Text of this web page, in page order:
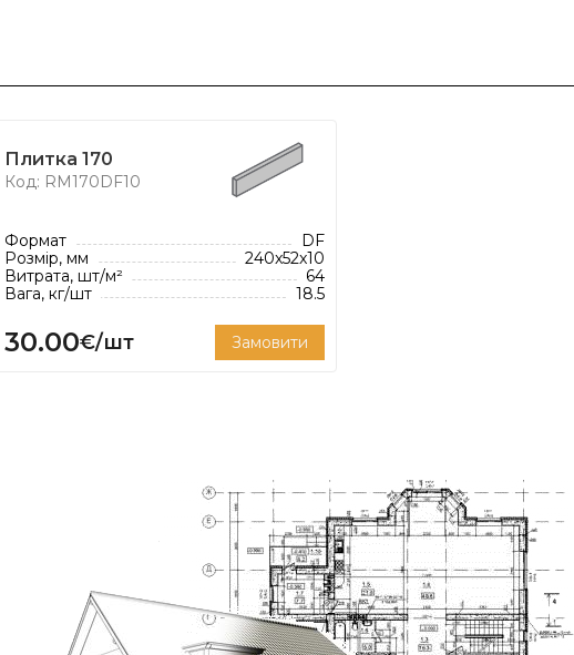
клінкерного фасаду.
ABC – Klinkergruppe перебуває в
Компанія ABC-Klinker володіє
клінкерну бруківку, керамічну
Плитка 170
Код: RM170DF10
Формат
DF
Розмір, мм
240x52x10
Витрата, шт/м²
64
Вага, кг/шт
18.5
30.00€/шт Замовити